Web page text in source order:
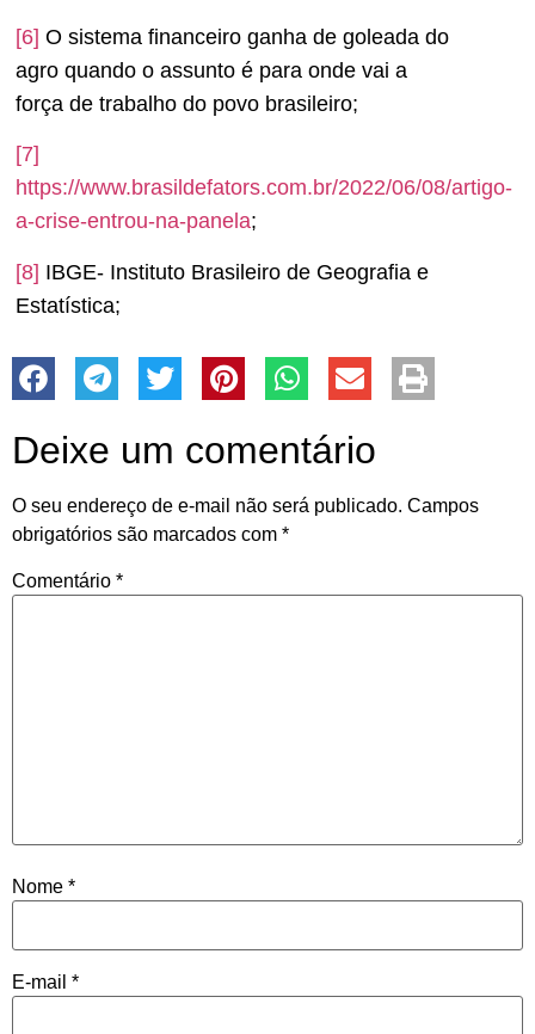
[6] O sistema financeiro ganha de goleada do
agro quando o assunto é para onde vai a
força de trabalho do povo brasileiro;
[7]
https://www.brasildefators.com.br/2022/06/08/artigo-
a-crise-entrou-na-panela;
[8] IBGE- Instituto Brasileiro de Geografia e
Estatística;
Deixe um comentário
O seu endereço de e-mail não será publicado. Campos
obrigatórios são marcados com *
Comentário *
Nome *
E-mail *